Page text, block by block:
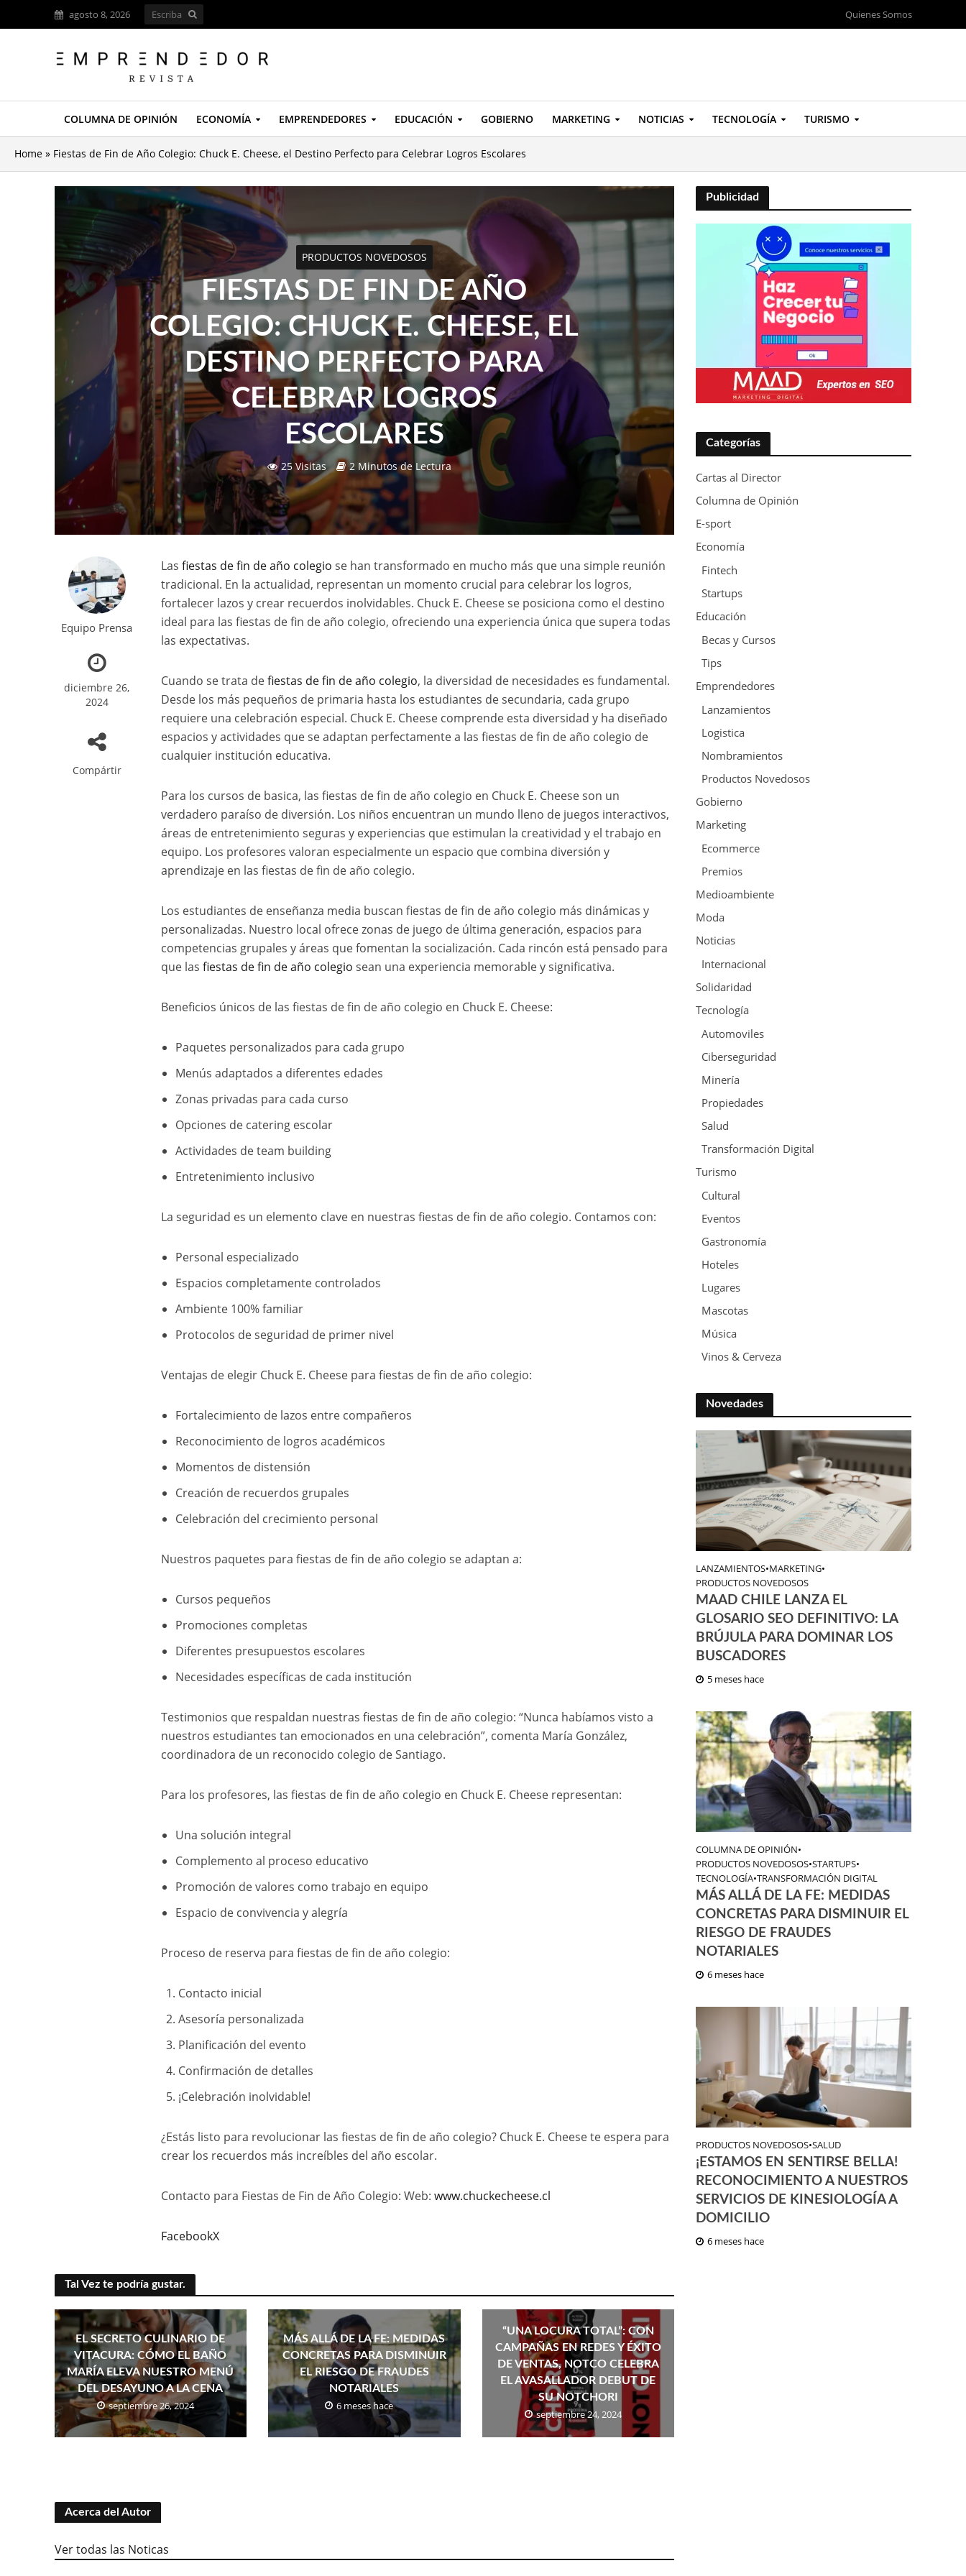
agosto 8, 2026 Quienes Somos
COLUMNA DE OPINIÓN ECONOMÍA EMPRENDEDORES EDUCACIÓN GOBIERNO MARKETING NOTICIAS TECNOLOGÍA TURISMO
Home » Fiestas de Fin de Año Colegio: Chuck E. Cheese, el Destino Perfecto para Celebrar Logros Escolares
PRODUCTOS NOVEDOSOS
FIESTAS DE FIN DE AÑO
COLEGIO: CHUCK E. CHEESE, EL
DESTINO PERFECTO PARA
CELEBRAR LOGROS
ESCOLARES
25 Visitas 2 Minutos de Lectura
Equipo Prensa
diciembre 26,
2024
Compártir
Lasfiestas de fin de año colegio se han transformado en mucho más que una simple reunión
tradicional. En la actualidad, representan un momento crucial para celebrar los logros,
fortalecer lazos y crear recuerdos inolvidables. Chuck E. Cheese se posiciona como el destino
ideal para las fiestas de fin de año colegio, ofreciendo una experiencia única que supera todas
las expectativas.
Cuando se trata defiestas de fin de año colegio, la diversidad de necesidades es fundamental.
Desde los más pequeños de primaria hasta los estudiantes de secundaria, cada grupo
requiere una celebración especial. Chuck E. Cheese comprende esta diversidad y ha diseñado
espacios y actividades que se adaptan perfectamente a las fiestas de fin de año colegio de
cualquier institución educativa.
Para los cursos de basica, las fiestas de fin de año colegio en Chuck E. Cheese son un
verdadero paraíso de diversión. Los niños encuentran un mundo lleno de juegos interactivos,
áreas de entretenimiento seguras y experiencias que estimulan la creatividad y el trabajo en
equipo. Los profesores valoran especialmente un espacio que combina diversión y
aprendizaje en las fiestas de fin de año colegio.
Los estudiantes de enseñanza media buscan fiestas de fin de año colegio más dinámicas y
personalizadas. Nuestro local ofrece zonas de juego de última generación, espacios para
competencias grupales y áreas que fomentan la socialización. Cada rincón está pensado para
que lasfiestas de fin de año colegio sean una experiencia memorable y significativa.
Beneficios únicos de las fiestas de fin de año colegio en Chuck E. Cheese:
Paquetes personalizados para cada grupo
Menús adaptados a diferentes edades
Zonas privadas para cada curso
Opciones de catering escolar
Actividades de team building
Entretenimiento inclusivo
La seguridad es un elemento clave en nuestras fiestas de fin de año colegio. Contamos con:
Personal especializado
Espacios completamente controlados
Ambiente 100% familiar
Protocolos de seguridad de primer nivel
Ventajas de elegir Chuck E. Cheese para fiestas de fin de año colegio:
Fortalecimiento de lazos entre compañeros
Reconocimiento de logros académicos
Momentos de distensión
Creación de recuerdos grupales
Celebración del crecimiento personal
Nuestros paquetes para fiestas de fin de año colegio se adaptan a:
Cursos pequeños
Promociones completas
Diferentes presupuestos escolares
Necesidades específicas de cada institución
Testimonios que respaldan nuestras fiestas de fin de año colegio: “Nunca habíamos visto a
nuestros estudiantes tan emocionados en una celebración”, comenta María González,
coordinadora de un reconocido colegio de Santiago.
Para los profesores, las fiestas de fin de año colegio en Chuck E. Cheese representan:
Una solución integral
Complemento al proceso educativo
Promoción de valores como trabajo en equipo
Espacio de convivencia y alegría
Proceso de reserva para fiestas de fin de año colegio:
Contacto inicial
Asesoría personalizada
Planificación del evento
Confirmación de detalles
¡Celebración inolvidable!
¿Estás listo para revolucionar las fiestas de fin de año colegio? Chuck E. Cheese te espera para
crear los recuerdos más increíbles del año escolar.
Contacto para Fiestas de Fin de Año Colegio: Web:www.chuckecheese.cl
FacebookX
Tal Vez te podría gustar.
EL SECRETO CULINARIO DE
VITACURA: CÓMO EL BAÑO
MARÍA ELEVA NUESTRO MENÚ
DEL DESAYUNO A LA CENA
septiembre 26, 2024
MÁS ALLÁ DE LA FE: MEDIDAS
CONCRETAS PARA DISMINUIR
EL RIESGO DE FRAUDES
NOTARIALES
6 meses hace
“UNA LOCURA TOTAL”: CON
CAMPAÑAS EN REDES Y ÉXITO
DE VENTAS, NOTCO CELEBRA
EL AVASALLADOR DEBUT DE
SU NOTCHORI
septiembre 24, 2024
Acerca del Autor
Ver todas las Noticas
Publicidad
Categorías
Cartas al Director
Columna de Opinión
E-sport
Economía
Fintech
Startups
Educación
Becas y Cursos
Tips
Emprendedores
Lanzamientos
Logistica
Nombramientos
Productos Novedosos
Gobierno
Marketing
Ecommerce
Premios
Medioambiente
Moda
Noticias
Internacional
Solidaridad
Tecnología
Automoviles
Ciberseguridad
Minería
Propiedades
Salud
Transformación Digital
Turismo
Cultural
Eventos
Gastronomía
Hoteles
Lugares
Mascotas
Música
Vinos & Cerveza
Novedades
LANZAMIENTOS•MARKETING•
PRODUCTOS NOVEDOSOS
MAAD CHILE LANZA EL
GLOSARIO SEO DEFINITIVO: LA
BRÚJULA PARA DOMINAR LOS
BUSCADORES
5 meses hace
COLUMNA DE OPINIÓN•
PRODUCTOS NOVEDOSOS•STARTUPS•
TECNOLOGÍA•TRANSFORMACIÓN DIGITAL
MÁS ALLÁ DE LA FE: MEDIDAS
CONCRETAS PARA DISMINUIR EL
RIESGO DE FRAUDES
NOTARIALES
6 meses hace
PRODUCTOS NOVEDOSOS•SALUD
¡ESTAMOS EN SENTIRSE BELLA!
RECONOCIMIENTO A NUESTROS
SERVICIOS DE KINESIOLOGÍA A
DOMICILIO
6 meses hace